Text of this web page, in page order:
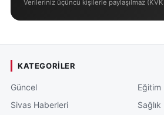
Verileriniz üçüncü kişilerle paylaşılmaz
KATEGORILER
Güncel
Sivas Haberleri
Eğitim
Sağlık